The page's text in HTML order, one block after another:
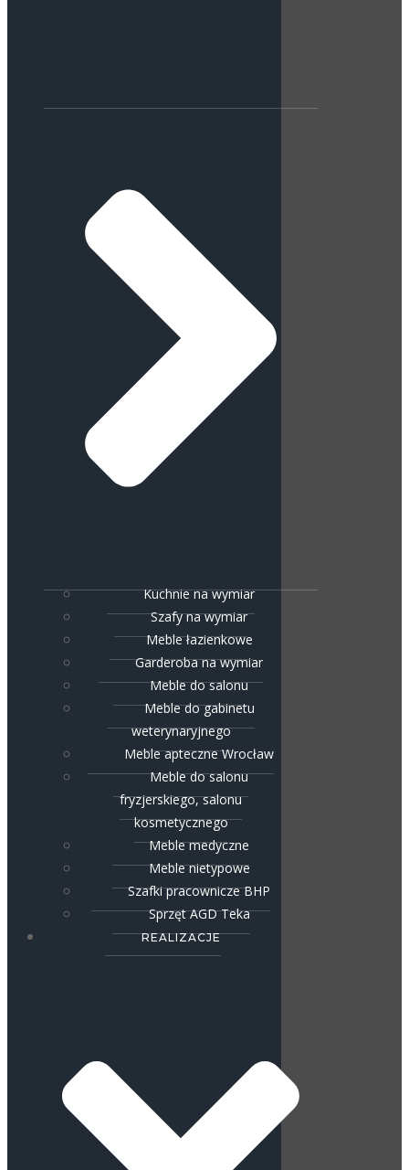
Kuchnie na wymiar
Szafy na wymiar
Meble łazienkowe
Garderoba na wymiar
Meble do salonu
Meble do gabinetu
weterynaryjnego
Meble apteczne Wrocław
Meble do salonu
fryzjerskiego, salonu
kosmetycznego
Meble medyczne
Meble nietypowe
Szafki pracownicze BHP
Sprzęt AGD Teka
REALIZACJE